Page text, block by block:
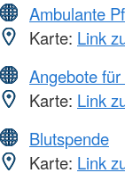
Ambulante
Karte: Link
Angebote
Karte: Link
Blutspende
Karte: Link